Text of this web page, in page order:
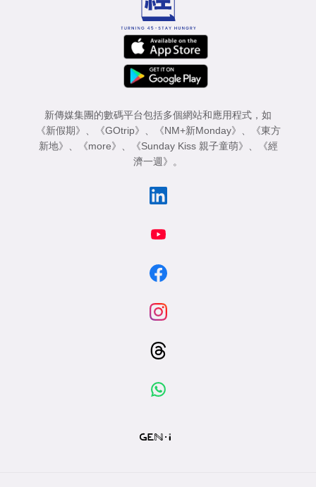
新傳媒集團的數碼平台包括多個網站和應用程式，如
《新假期》
《GOtrip》 《NM+新Monday》
《東方
新地》
《more》 《Sunday Kiss 親子童萌》
《經
濟一週》
。